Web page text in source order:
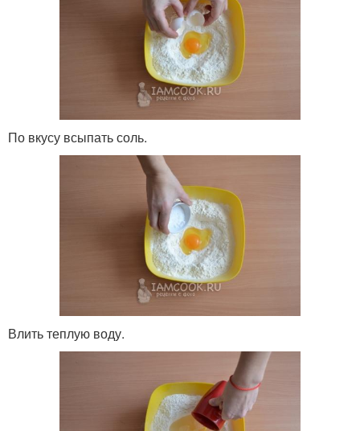
По вкусу всыпать соль.
Влить теплую воду.